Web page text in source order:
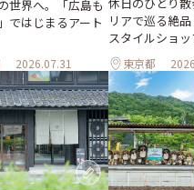
世界へ。「広島も
ではじまるアート
2026.07.31
リアで巡る絶
スタイルショ
東京都